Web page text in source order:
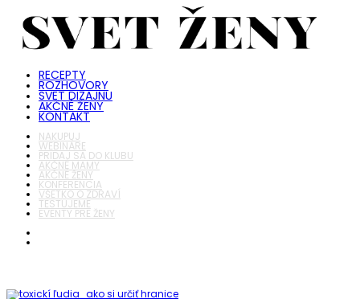
RECEPTY
ROZHOVORY
SVET DIZAJNU
AKČNÉ ŽENY
KONTAKT
NAKUPUJ
WEBINÁRE
PRIDAJ SA DO KLUBU
AKČNÉ MAMY
AKČNÉ ŽENY
KONFERENCIA
VŠETKO O ZDRAVÍ
TESTUJEME
EVENTY PRE ŽENY